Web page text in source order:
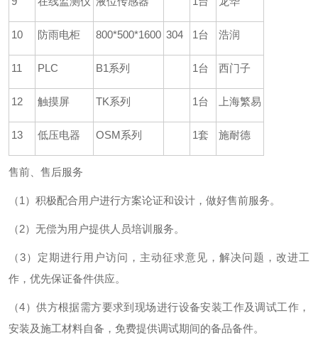
10 防雨电柜 800*500*1600 304 1台 浩润
11 PLC B1系列 1台 西门子
12 触摸屏 TK系列 1台 上海繁易
13 低压电器 OSM系列 1套 施耐德
售前、售后服务
（1）积极配合用户进行方案论证和设计，做好售前服务。
（2）无偿为用户提供人员培训服务。
（3）定期进行用户访问，主动征求意见，解决问题，改进工
作，优先保证备件供应。
（4）供方根据需方要求到现场进行设备安装工作及调试工作，
安装及施工材料自备，免费提供调试期间的备品备件。